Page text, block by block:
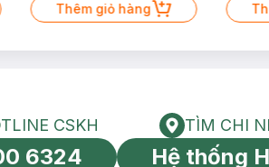
Thêm giỏ hàng
toàn cầu
HOTLINE CSKH
CSKH
6324
Tìm
TÌM CHI
Hệ thống